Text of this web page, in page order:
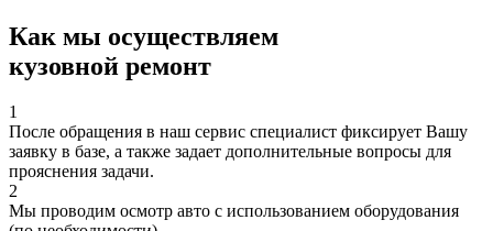
Как мы осуществляем
кузовной ремонт
1
После обращения в наш сервис специалист фиксирует Вашу
заявку в базе, а также задает дополнительные вопросы для
прояснения задачи.
2
Мы проводим осмотр авто с использованием оборудования